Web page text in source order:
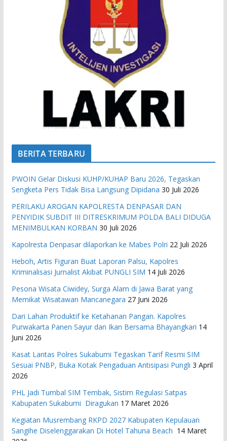
BERITA TERBARU
PWOIN Gelar Diskusi KUHP/KUHAP Baru 2026, Tegaskan
Sengketa Pers Tidak Bisa Langsung Dipidana 30 Juli 2026
PERILAKU AROGAN KAPOLRESTA DENPASAR DAN
PENYIDIK SUBDIT III DITRESKRIMUM POLDA BALI DIDUGA
MENIMBULKAN KORBAN 30 Juli 2026
Kapolresta Denpasar dilaporkan ke Mabes Polri 22 Juli 2026
Heboh, Artis Figuran Buat Laporan Palsu, Kapolres
Kriminalisasi Jurnalist Akibat PUNGLI SIM 14 Juli 2026
Pesona Wisata Ciwidey, Surga Alam di Jawa Barat yang
Memikat Wisatawan Mancanegara 27 Juni 2026
Dari Lahan Produktif ke Ketahanan Pangan. Kapolres
Purwakarta Panen Sayur dan Ikan Bersama Bhayangkari 14
Juni 2026
Kasat Lantas Polres Sukabumi Tegaskan Tarif Resmi SIM
Sesuai PNBP, Buka Kotak Pengaduan Antisipasi Pungli 3 April
2026
PHL Jadi Tumbal SIM Tembak, Sistim Regulasi Satpas
Kabupaten Sukabumi Diragukan 17 Maret 2026
Kegiatan Musrembang RKPD 2027 ​Kabupaten Kepulauan
Sangihe Diselenggarakan Di Hotel Tahuna Beach 14 Maret